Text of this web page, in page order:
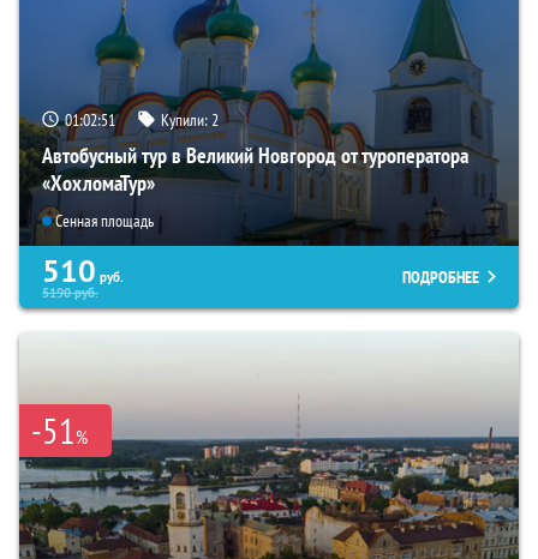
01:02:49 Купили:2
Автобусный тур в Великий Новгород от туроператора
«ХохломаТур»
Сенная площадь
510 руб.
5190руб.
ПОДРОБНЕЕ
-51%